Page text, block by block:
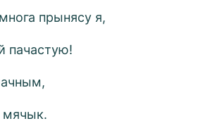
прынясу я,
пачастую!
мячык.